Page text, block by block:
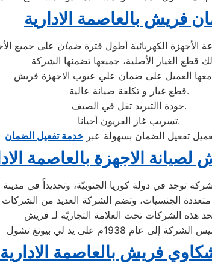
فريش بالعاصمة الادارية
الأجهزة الكهربائية أطول فترةضمان
قطع الغيار الأصلية، جميعها تضمنها الشركة
العميل على ضمان علي عيوب الاجهزة فريش
قطع غيار و تكلفة صيانة عالية.
جودة االتبريد تقل في الصيف.
تسريب غاز الفريون أحيانا.
تفعيل الضمان بسهولة عبر خدمة تفعيل الضمان
الاجهزة بالعاصمة
فريش بالعاصمة الادارية